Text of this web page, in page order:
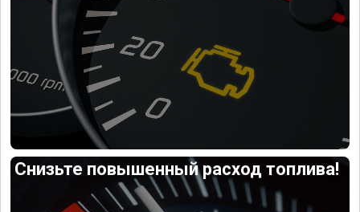
Снизьте повышенный расход топлива!